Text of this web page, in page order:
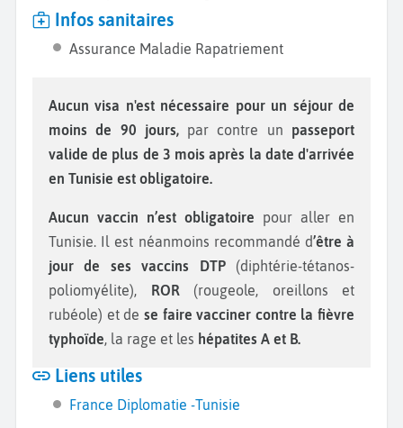
Infos sanitaires
Assurance Maladie Rapatriement
Aucun visa n'est nécessaire pour un séjour de
moins de 90 jours, par contre un passeport
valide de plus de 3 mois après la date d'arrivée
en Tunisie est obligatoire.
Aucun vaccin n’est obligatoire pour aller en
Tunisie. Il est néanmoins recommandé d’être à
jour de ses vaccins DTP (diphtérie-tétanos-
poliomyélite), ROR (rougeole, oreillons et
rubéole) et de se faire vacciner contre la fièvre
typhoïde, la rage et les hépatites A et B.
Liens utiles
France Diplomatie -Tunisie